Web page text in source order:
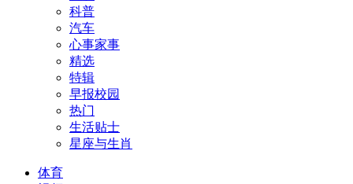
科普
汽车
心事家事
精选
特辑
早报校园
热门
生活贴士
星座与生肖
体育